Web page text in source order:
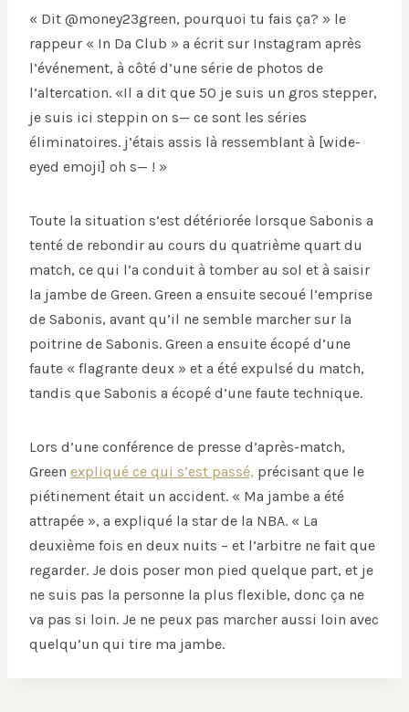
« Dit @money23green, pourquoi tu fais ça? » le
rappeur « In Da Club » a écrit sur Instagram après
l’événement, à côté d’une série de photos de
l’altercation. «Il a dit que 50 je suis un gros stepper,
je suis ici steppin on s— ce sont les séries
éliminatoires. j’étais assis là ressemblant à [wide-
eyed emoji] oh s— ! »
Toute la situation s’est détériorée lorsque Sabonis a
tenté de rebondir au cours du quatrième quart du
match, ce qui l’a conduit à tomber au sol et à saisir
la jambe de Green. Green a ensuite secoué l’emprise
de Sabonis, avant qu’il ne semble marcher sur la
poitrine de Sabonis. Green a ensuite écopé d’une
faute « flagrante deux » et a été expulsé du match,
tandis que Sabonis a écopé d’une faute technique.
Lors d’une conférence de presse d’après-match,
Green expliqué ce qui s’est passé, précisant que le
piétinement était un accident. « Ma jambe a été
attrapée », a expliqué la star de la NBA. « La
deuxième fois en deux nuits – et l’arbitre ne fait que
regarder. Je dois poser mon pied quelque part, et je
ne suis pas la personne la plus flexible, donc ça ne
va pas si loin. Je ne peux pas marcher aussi loin avec
quelqu’un qui tire ma jambe.